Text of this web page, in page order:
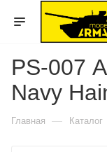
PS-007
Navy
Главная — Каталог